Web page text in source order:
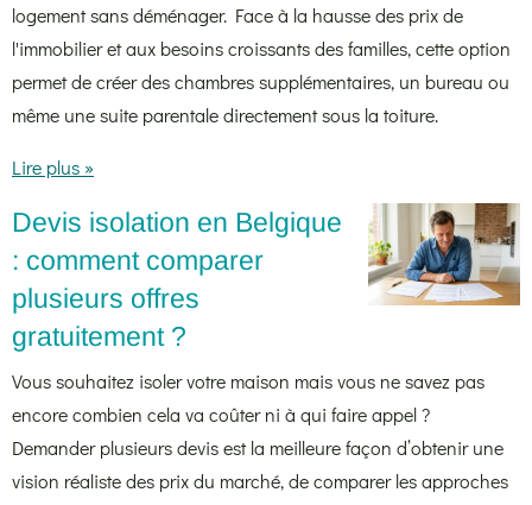
logement sans déménager. Face à la hausse des prix de
l'immobilier et aux besoins croissants des familles, cette option
permet de créer des chambres supplémentaires, un bureau ou
même une suite parentale directement sous la toiture.
Lire plus »
Devis isolation en Belgique
: comment comparer
plusieurs offres
gratuitement ?
Vous souhaitez isoler votre maison mais vous ne savez pas
encore combien cela va coûter ni à qui faire appel ?
Demander plusieurs devis est la meilleure façon d’obtenir une
vision réaliste des prix du marché, de comparer les approches